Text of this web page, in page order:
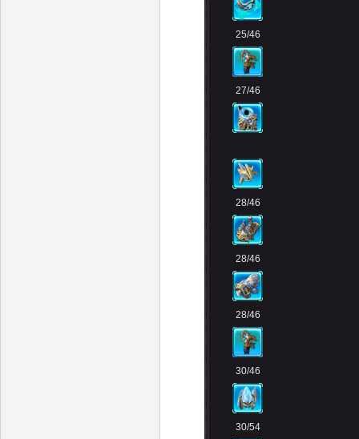
25/46
27/46
28/46
28/46
28/46
30/46
30/54